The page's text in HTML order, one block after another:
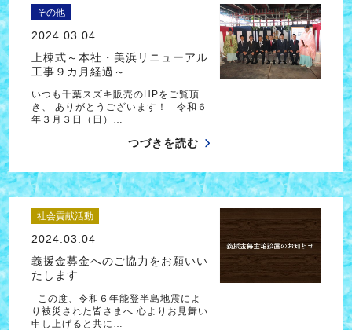
その他
2024.03.04
上棟式～本社・美浜リニューアル
工事９カ月経過～
いつも千葉スズキ販売のHPをご覧頂
き、 ありがとうございます！ 令和６
年３月３日（日）…
つづきを読む
社会貢献活動
2024.03.04
義援金募金へのご協力をお願いい
たします
この度、令和６年能登半島地震によ
り被災された皆さまへ 心よりお見舞い
申し上げると共に…